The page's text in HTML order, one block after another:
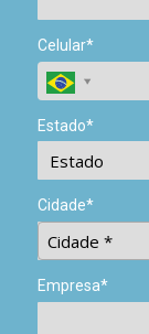
Celular*
Estado*
Cidade*
Cidade *
Cidade*
Empresa*